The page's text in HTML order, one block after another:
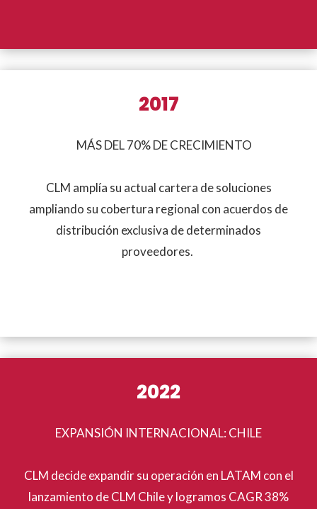
2017
MÁS DEL 70% DE CRECIMIENTO
CLM amplía su actual cartera de soluciones
ampliando su cobertura regional con acuerdos de
distribución exclusiva de determinados
proveedores.
2022
EXPANSIÓN INTERNACIONAL: CHILE
CLM decide expandir su operación en LATAM con el
lanzamiento de CLM Chile y logramos CAGR 38%